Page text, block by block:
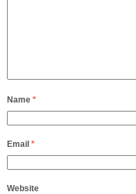
Name *
Email *
Website